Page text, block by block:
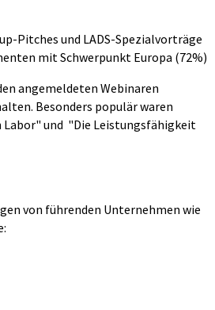
Pitches und LADS-Spezialvorträge
mit Schwerpunkt Europa (72%)
angemeldeten Webinaren
Besonders populär waren
und "Die Leistungsfähigkeit
von führenden Unternehmen wie